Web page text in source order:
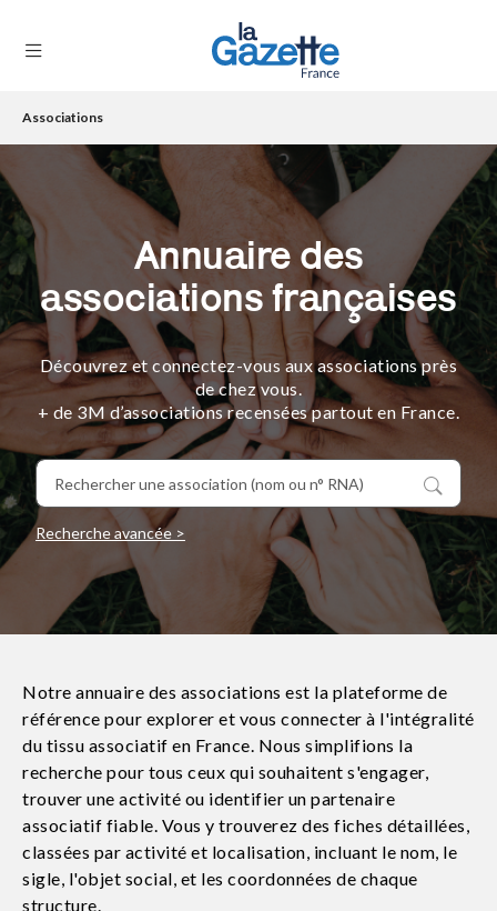
FORMATS
TENDANCES
SERVICES
LA
GAZETTE
Se
connecter
Associations
Annuaire des
associations françaises
Découvrez et connectez-vous aux associations près
de chez vous.
+ de 3M d’associations recensées partout en France.
Recherche avancée >
Notre annuaire des associations est la plateforme de
référence pour explorer et vous connecter à l'intégralité
du tissu associatif en France. Nous simplifions la
recherche pour tous ceux qui souhaitent s'engager,
trouver une activité ou identifier un partenaire
associatif fiable. Vous y trouverez des fiches détaillées,
classées par activité et localisation, incluant le nom, le
sigle, l'objet social, et les coordonnées de chaque
structure.